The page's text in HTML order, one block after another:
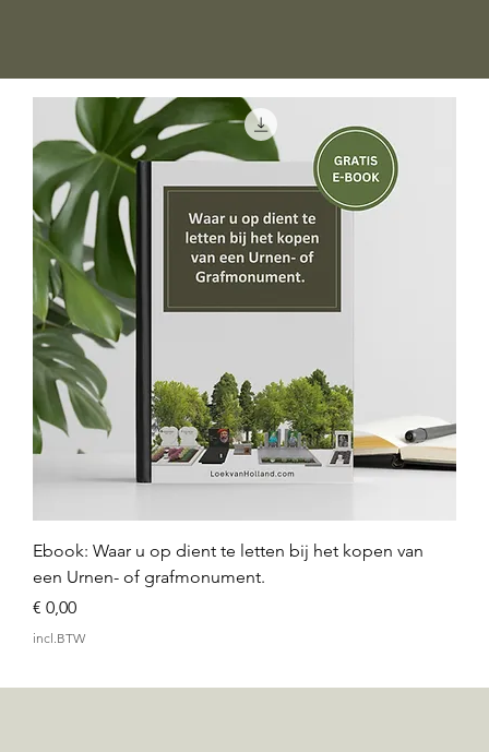
Ebook: Waar u op dient te letten bij het kopen van
een Urnen- of grafmonument.
Prijs
€ 0,00
incl.BTW